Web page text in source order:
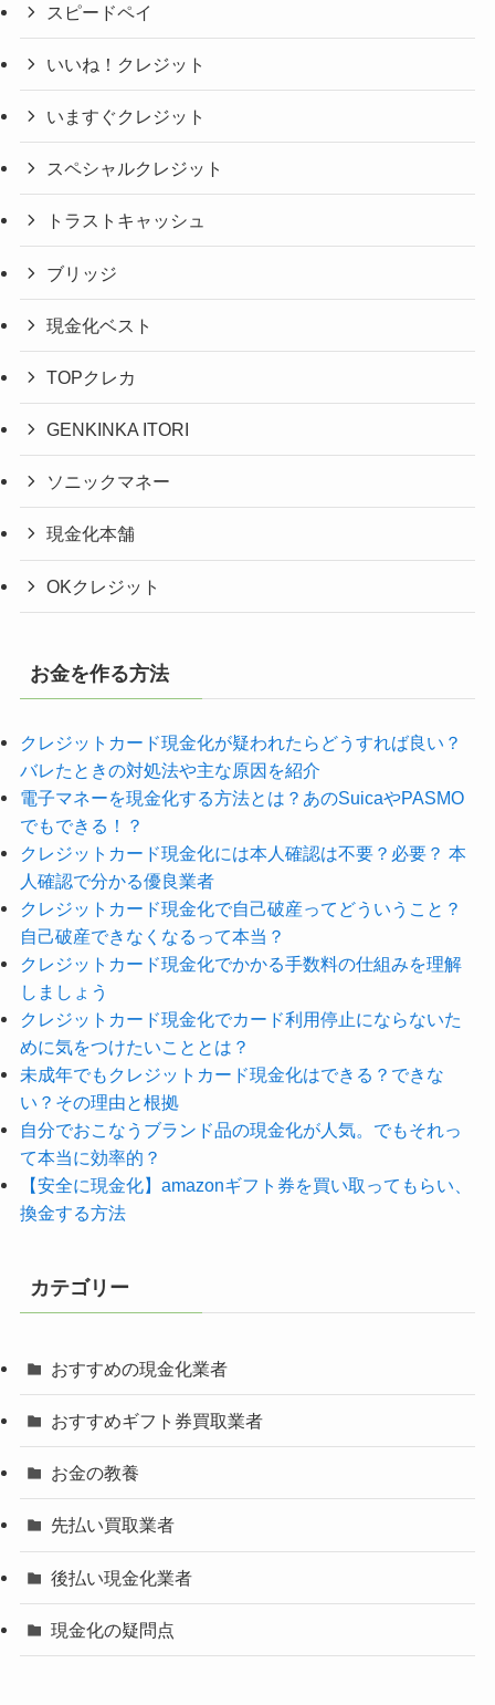
スピードペイ
いいね！クレジット
いますぐクレジット
スペシャルクレジット
トラストキャッシュ
ブリッジ
現金化ベスト
TOPクレカ
GENKINKA ITORI
ソニックマネー
現金化本舗
OKクレジット
お金を作る方法
クレジットカード現金化が疑われたらどうすれば良い？
バレたときの対処法や主な原因を紹介
電子マネーを現金化する方法とは？あのSuicaやPASMO
でもできる！？
クレジットカード現金化には本人確認は不要？必要？ 本
人確認で分かる優良業者
クレジットカード現金化で自己破産ってどういうこと？
自己破産できなくなるって本当？
クレジットカード現金化でかかる手数料の仕組みを理解
しましょう
クレジットカード現金化でカード利用停止にならないた
めに気をつけたいこととは？
未成年でもクレジットカード現金化はできる？できな
い？その理由と根拠
自分でおこなうブランド品の現金化が人気。でもそれっ
て本当に効率的？
【安全に現金化】amazonギフト券を買い取ってもらい、
換金する方法
カテゴリー
おすすめの現金化業者
おすすめギフト券買取業者
お金の教養
先払い買取業者
後払い現金化業者
現金化の疑問点